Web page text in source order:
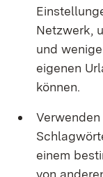
Netzwerk,
und
eigenen
können.
einem
von